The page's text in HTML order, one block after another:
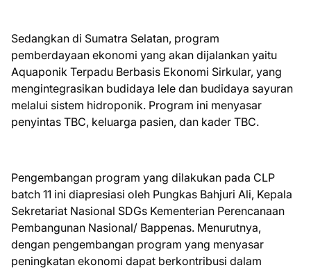
Sedangkan di Sumatra Selatan, program
pemberdayaan ekonomi yang akan dijalankan yaitu
Aquaponik Terpadu Berbasis Ekonomi Sirkular, yang
mengintegrasikan budidaya lele dan budidaya sayuran
melalui sistem hidroponik. Program ini menyasar
penyintas TBC, keluarga pasien, dan kader TBC.
Pengembangan program yang dilakukan pada CLP
batch 11 ini diapresiasi oleh Pungkas Bahjuri Ali, Kepala
Sekretariat Nasional SDGs Kementerian Perencanaan
Pembangunan Nasional/ Bappenas. Menurutnya,
dengan pengembangan program yang menyasar
peningkatan ekonomi dapat berkontribusi dalam